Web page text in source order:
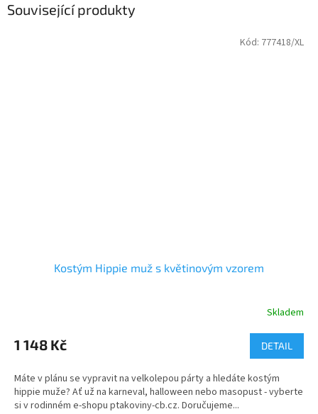
Související produkty
Kostým Hippie muž s květinovým vzorem
Skladem
1 148 Kč DETAIL
Máte v plánu se vypravit na velkolepou párty a hledáte kostým
hippie muže? Ať už na karneval, halloween nebo masopust - vyberte
si v rodinném e-shopu ptakoviny-cb.cz. Doručujeme...
Kód: 777418/XL